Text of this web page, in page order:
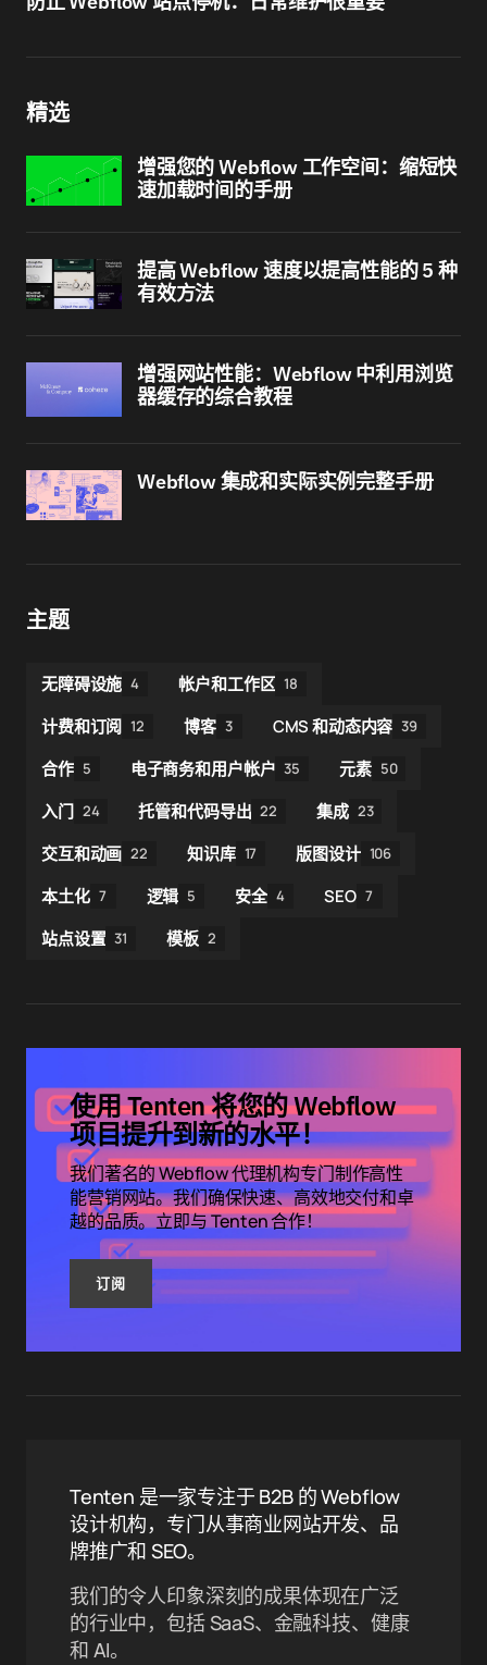
精选
增强您的 Webflow 工作空间：缩短快
速加载时间的手册
提高 Webflow 速度以提高性能的 5 种
有效方法
增强网站性能：Webflow 中利用浏览
器缓存的综合教程
Webflow 集成和实际实例完整手册
主题
无障碍设施 4 帐户和工作区 18
计费和订阅 12 博客 3 CMS 和动态内容 39
合作 5 电子商务和用户帐户 35 元素 50
入门 24 托管和代码导出 22 集成 23
交互和动画 22 知识库 17 版图设计 106
本土化 7 逻辑 5 安全 4 SEO 7
站点设置 31 模板 2
使用 Tenten 将您的 Webflow
项目提升到新的水平！
我们著名的 Webflow 代理机构专门制作高性
能营销网站。我们确保快速、高效地交付和卓
越的品质。立即与 Tenten 合作！
订阅
Tenten 是一家专注于 B2B 的 Webflow
设计机构，专门从事商业网站开发、品
牌推广和 SEO。
我们的令人印象深刻的成果体现在广泛
的行业中，包括 SaaS、金融科技、健康
和 AI。